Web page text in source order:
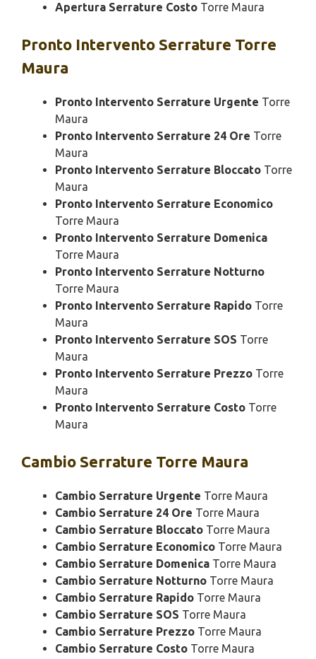
Apertura Serrature Costo Torre Maura
Pronto Intervento Serrature Torre
Maura
Pronto Intervento Serrature Urgente Torre
Maura
Pronto Intervento Serrature 24 Ore Torre
Maura
Pronto Intervento Serrature Bloccato Torre
Maura
Pronto Intervento Serrature Economico
Torre Maura
Pronto Intervento Serrature Domenica
Torre Maura
Pronto Intervento Serrature Notturno
Torre Maura
Pronto Intervento Serrature Rapido Torre
Maura
Pronto Intervento Serrature SOS Torre
Maura
Pronto Intervento Serrature Prezzo Torre
Maura
Pronto Intervento Serrature Costo Torre
Maura
Cambio Serrature Torre Maura
Cambio Serrature Urgente Torre Maura
Cambio Serrature 24 Ore Torre Maura
Cambio Serrature Bloccato Torre Maura
Cambio Serrature Economico Torre Maura
Cambio Serrature Domenica Torre Maura
Cambio Serrature Notturno Torre Maura
Cambio Serrature Rapido Torre Maura
Cambio Serrature SOS Torre Maura
Cambio Serrature Prezzo Torre Maura
Cambio Serrature Costo Torre Maura